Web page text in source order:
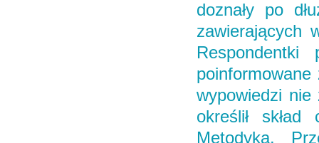
doznały po
zawierających
poinformowane
wypowiedzi nie
określił
Metodyka.